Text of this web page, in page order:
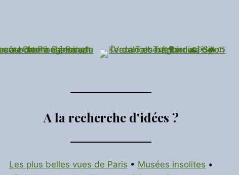
A la recherche d'idées ?
Les plus belles vues de Paris • Musées insolites •